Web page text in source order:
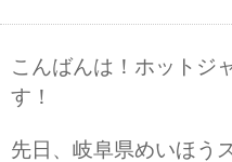
こんばんは！ホットジ
す！
先日、岐阜県めいほう